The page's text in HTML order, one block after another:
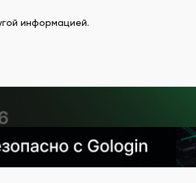
информацией.